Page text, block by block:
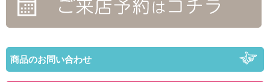
商品のお問い合わせ